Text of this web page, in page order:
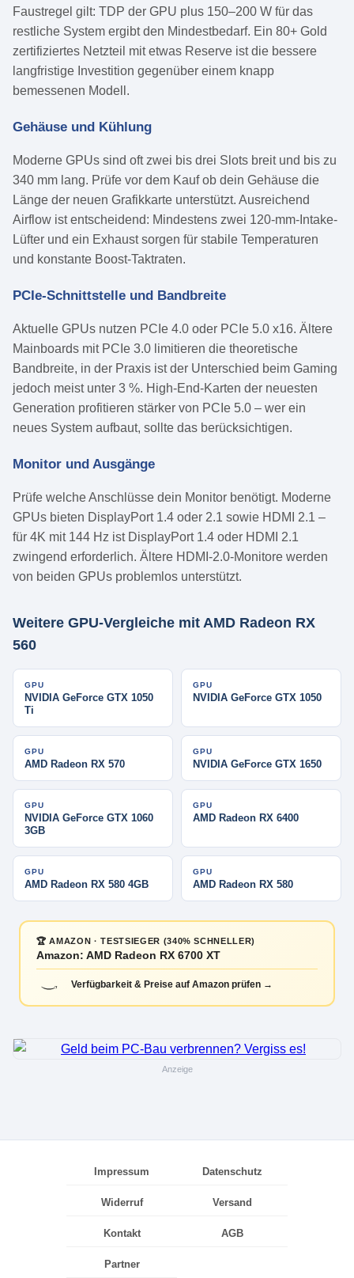
Faustregel gilt: TDP der GPU plus 150–200 W für das
restliche System ergibt den Mindestbedarf. Ein 80+ Gold
zertifiziertes Netzteil mit etwas Reserve ist die bessere
langfristige Investition gegenüber einem knapp
bemessenen Modell.
Gehäuse und Kühlung
Moderne GPUs sind oft zwei bis drei Slots breit und bis zu
340 mm lang. Prüfe vor dem Kauf ob dein Gehäuse die
Länge der neuen Grafikkarte unterstützt. Ausreichend
Airflow ist entscheidend: Mindestens zwei 120-mm-Intake-
Lüfter und ein Exhaust sorgen für stabile Temperaturen
und konstante Boost-Taktraten.
PCIe-Schnittstelle und Bandbreite
Aktuelle GPUs nutzen PCIe 4.0 oder PCIe 5.0 x16. Ältere
Mainboards mit PCIe 3.0 limitieren die theoretische
Bandbreite, in der Praxis ist der Unterschied beim Gaming
jedoch meist unter 3 %. High-End-Karten der neuesten
Generation profitieren stärker von PCIe 5.0 – wer ein
neues System aufbaut, sollte das berücksichtigen.
Monitor und Ausgänge
Prüfe welche Anschlüsse dein Monitor benötigt. Moderne
GPUs bieten DisplayPort 1.4 oder 2.1 sowie HDMI 2.1 –
für 4K mit 144 Hz ist DisplayPort 1.4 oder HDMI 2.1
zwingend erforderlich. Ältere HDMI-2.0-Monitore werden
von beiden GPUs problemlos unterstützt.
Weitere GPU-Vergleiche mit AMD Radeon RX
560
GPU
NVIDIA GeForce GTX 1050
Ti
GPU
NVIDIA GeForce GTX 1050
GPU
AMD Radeon RX 570
GPU
NVIDIA GeForce GTX 1650
GPU
NVIDIA GeForce GTX 1060
3GB
GPU
AMD Radeon RX 6400
GPU
AMD Radeon RX 580 4GB
GPU
AMD Radeon RX 580
🏆 AMAZON · TESTSIEGER (340% SCHNELLER)
Amazon: AMD Radeon RX 6700 XT
Verfügbarkeit & Preise auf Amazon prüfen →
Anzeige
Impressum Datenschutz
Widerruf Versand
Kontakt AGB
Partner